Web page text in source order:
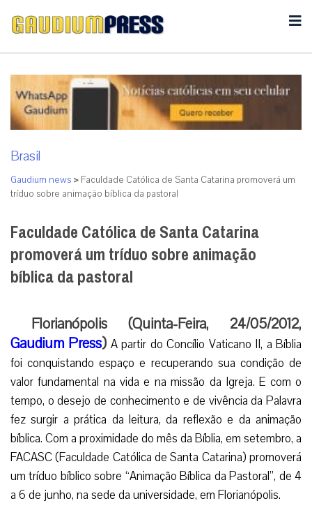
Brasil
Gaudium news > Faculdade Católica de Santa Catarina promoverá um
tríduo sobre animação bíblica da pastoral
Faculdade Católica de Santa Catarina
promoverá um tríduo sobre animação
bíblica da pastoral
Florianópolis (Quinta-Feira, 24/05/2012,
Gaudium Press) A partir do Concílio Vaticano II, a Bíblia
foi conquistando espaço e recuperando sua condição de
valor fundamental na vida e na missão da Igreja. E com o
tempo, o desejo de conhecimento e de vivência da Palavra
fez surgir a prática da leitura, da reflexão e da animação
bíblica. Com a proximidade do mês da Bíblia, em setembro, a
FACASC (Faculdade Católica de Santa Catarina) promoverá
um tríduo bíblico sobre “Animação Bíblica da Pastoral”, de 4
a 6 de junho, na sede da universidade, em Florianópolis.